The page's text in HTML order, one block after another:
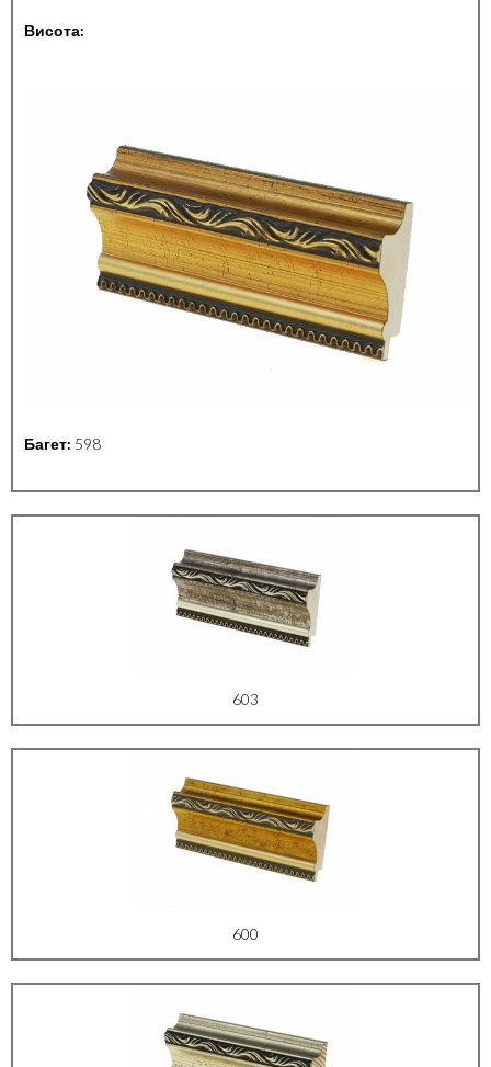
Висота:
Багет: 598
603
600